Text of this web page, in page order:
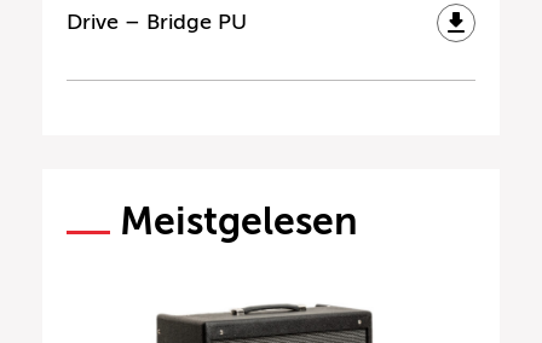
Drive – Bridge PU
Meistgelesen